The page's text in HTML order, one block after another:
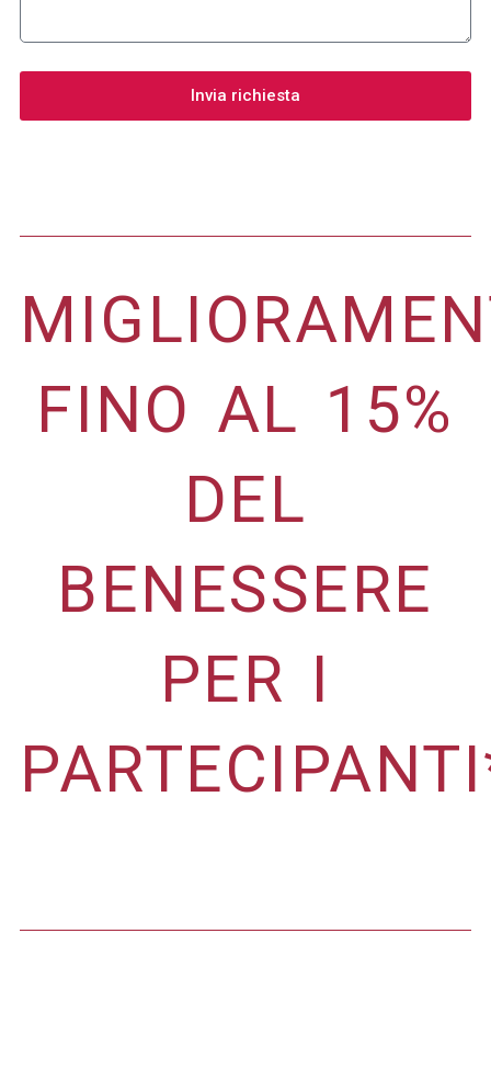
Invia richiesta
FINO AL 15%
DEL
BENESSERE
PER I